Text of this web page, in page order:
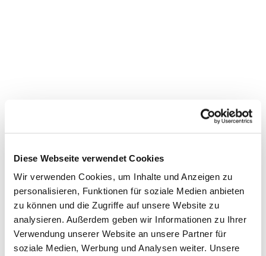
Diese Webseite verwendet Cookies
Wir verwenden Cookies, um Inhalte und Anzeigen zu
personalisieren, Funktionen für soziale Medien anbieten
zu können und die Zugriffe auf unsere Website zu
analysieren. Außerdem geben wir Informationen zu Ihrer
Verwendung unserer Website an unsere Partner für
soziale Medien, Werbung und Analysen weiter. Unsere
Dies könnte Sie auch
interessieren